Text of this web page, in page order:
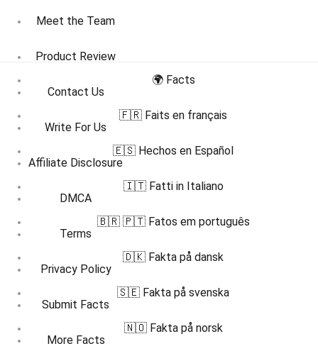
Meet the Team
Product Review
Contact Us
Write For Us
Affiliate Disclosure
DMCA
Terms
Privacy Policy
Submit Facts
More Facts
🌍 Facts
🇫🇷 Faits en français
🇪🇸 Hechos en Español
🇮🇹 Fatti in Italiano
🇧🇷 🇵🇹 Fatos em português
🇩🇰 Fakta på dansk
🇸🇪 Fakta på svenska
🇳🇴 Fakta på norsk